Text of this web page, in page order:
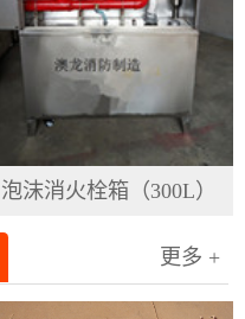
泡沫消火栓箱（300L）
更多 +